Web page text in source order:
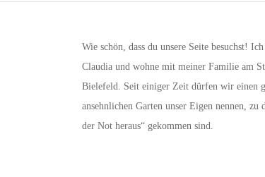
Wie schön, dass du unsere Seite besuchst! Ich
Claudia und wohne mit meiner Familie am
Bielefeld. Seit einiger Zeit dürfen wir einen
ansehnlichen Garten unser Eigen nennen, zu
der Not heraus“ gekommen sind.